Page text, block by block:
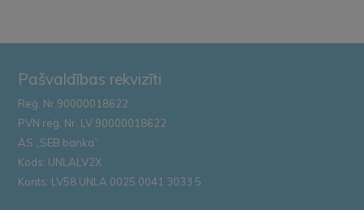
Pašvaldības rekvizīti
Reģ. Nr.90000018622
PVN reģ. Nr. LV 90000018622
AS „SEB banka”
Kods: UNLALV2X
Konts: LV58 UNLA 0025 0041 3033 5